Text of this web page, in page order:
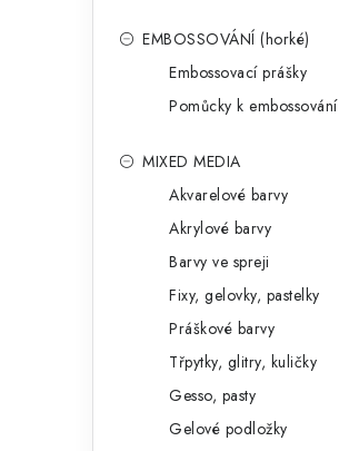
EMBOSSOVÁNÍ (horké)
Embossovací prášky
Pomůcky k embossování
MIXED MEDIA
Akvarelové barvy
Akrylové barvy
Barvy ve spreji
Fixy, gelovky, pastelky
Práškové barvy
Třpytky, glitry, kuličky
Gesso, pasty
Gelové podložky